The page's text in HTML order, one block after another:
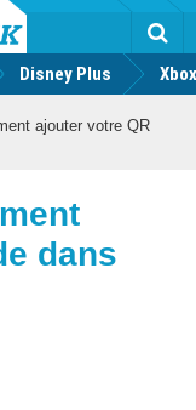
Disney Plus
ajouter votre QR
dans